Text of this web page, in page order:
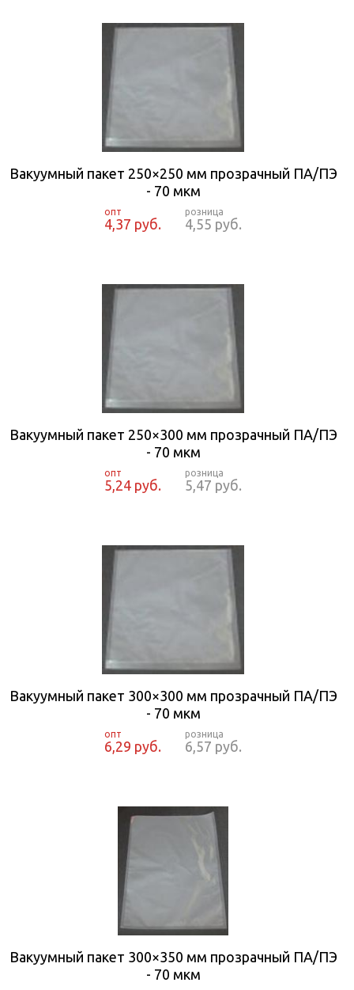
Вакуумный пакет 250×250 мм прозрачный ПА/ПЭ
- 70 мкм
4,37 руб. 4,55 руб.
Вакуумный пакет 250×300 мм прозрачный ПА/ПЭ
- 70 мкм
5,24 руб. 5,47 руб.
Вакуумный пакет 300×300 мм прозрачный ПА/ПЭ
- 70 мкм
6,29 руб. 6,57 руб.
Вакуумный пакет 300×350 мм прозрачный ПА/ПЭ
- 70 мкм